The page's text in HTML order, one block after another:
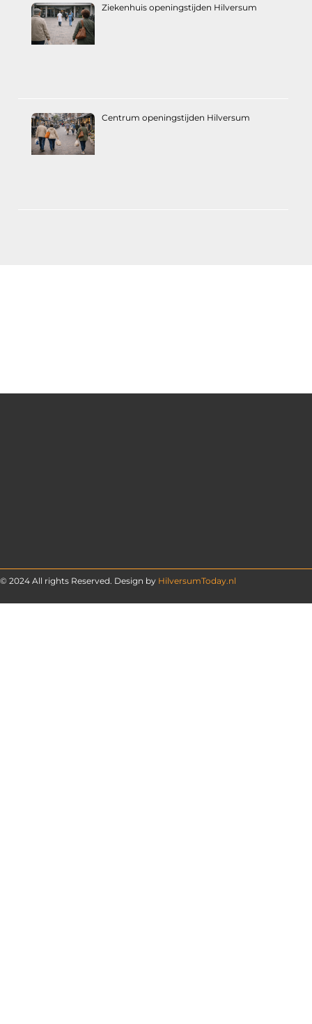
Ziekenhuis openingstijden Hilversum
Centrum openingstijden Hilversum
© 2024 All rights Reserved. Design by HilversumToday.nl